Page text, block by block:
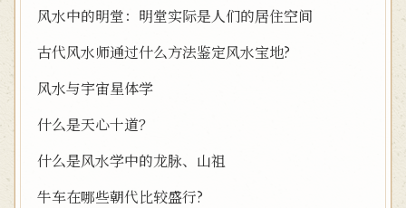
风水中的明堂：明堂实际是人们的居住空间
古代风水师通过什么方法鉴定风水宝地?
风水与宇宙星体学
什么是天心十道？
什么是风水学中的龙脉、山祖
牛车在哪些朝代比较盛行?